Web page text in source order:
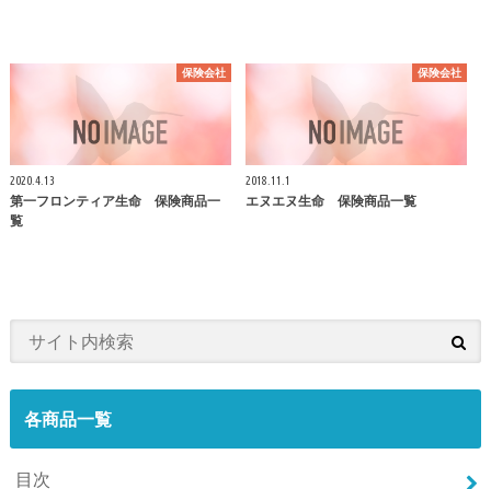
保険会社
2020.4.13
第一フロンティア生命 保険商品一
覧
保険会社
2018.11.1
エヌエヌ生命 保険商品一覧
各商品一覧
目次